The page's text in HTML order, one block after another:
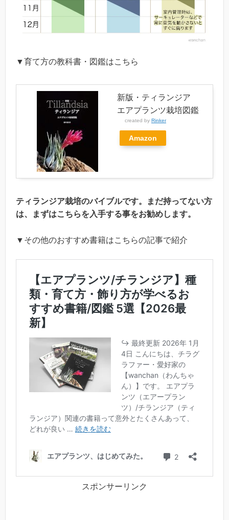
▼育て方の教科書・図鑑はこちら
新版・ティランジア
エアプランツ栽培図鑑
created by Rinker
Amazon
ティランジア栽培のバイブルです。まだ持ってない方
は、まずはこちらを入手する事をお勧めします。
▼その他のおすすめ書籍はこちらの記事で紹介
スポンサーリンク